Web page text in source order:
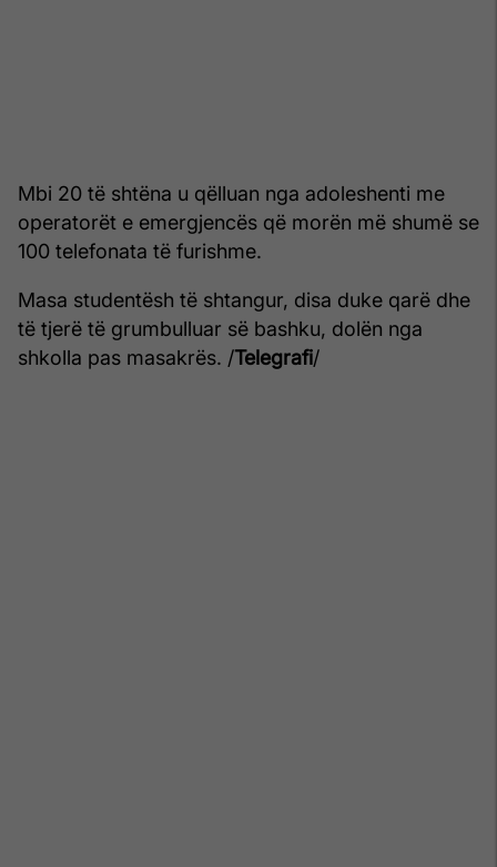
Mbi 20 të shtëna u qëlluan nga adoleshenti me
operatorët e emergjencës që morën më shumë se
100 telefonata të furishme.
Masa studentësh të shtangur, disa duke qarë dhe
të tjerë të grumbulluar së bashku, dolën nga
shkolla pas masakrës. /Telegrafi/